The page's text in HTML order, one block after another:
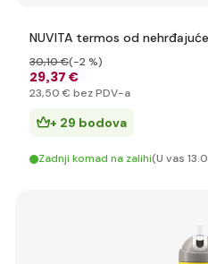
NUVITA termos od
29,37 €
30,10 €(-2 %)
23,50 € bez PDV-a
+ 29 bodova
Zadnji komad na zalihi(U vas